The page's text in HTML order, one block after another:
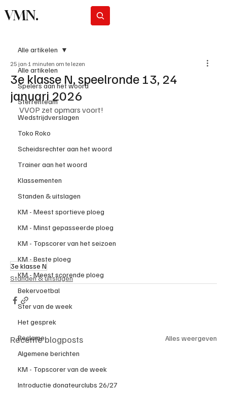
VMN.
Alle artikelen
Spelers aan het woord
Sterrenteam
Wedstrijdverslagen
Toko Roko
Scheidsrechter aan het woord
Trainer aan het woord
Klassementen
Standen & uitslagen
KM - Meest sportieve ploeg
KM - Minst gepasseerde ploeg
KM - Topscorer van het seizoen
KM - Beste ploeg
KM - Meest scorende ploeg
Bekervoetbal
Ster van de week
Het gesprek
Reclame
Algemene berichten
KM - Topscorer van de week
Introductie donateurclubs 26/27
Alle artikelen
3e klasse N, speelronde 13, 24
januari 2026
25 jan 1 minuten om te lezen
VVOP zet opmars voort!
3e klasse N
Standen & uitslagen
Recente blogposts Alles weergeven